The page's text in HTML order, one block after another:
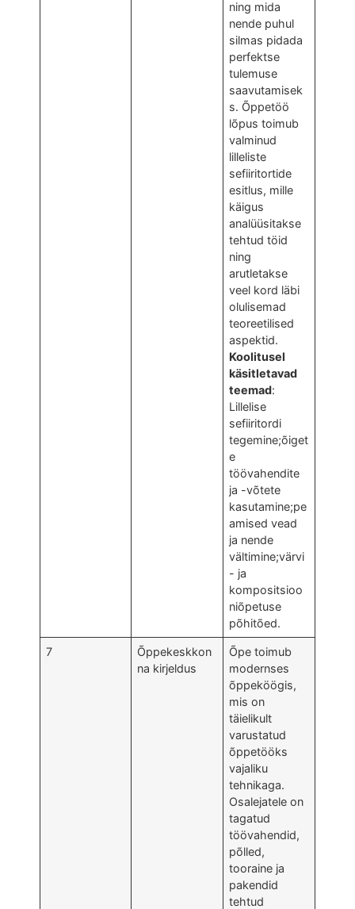
ning mida
nende puhul
silmas pidada
perfektse
tulemuse
saavutamisek
s. Õppetöö
lõpus toimub
valminud
lilleliste
sefiiritortide
esitlus, mille
käigus
analüüsitakse
tehtud töid
ning
arutletakse
veel kord läbi
olulisemad
teoreetilised
aspektid.
Koolitusel
käsitletavad
teemad:
Lillelise
sefiiritordi
tegemine;õiget
e
töövahendite
ja -võtete
kasutamine;pe
amised vead
ja nende
vältimine;värvi
- ja
kompositsioo
niõpetuse
põhitõed.
7
Õppekeskkon
na kirjeldus
Õpe toimub
modernses
õppeköögis,
mis on
täielikult
varustatud
õppetööks
vajaliku
tehnikaga.
Osalejatele on
tagatud
töövahendid,
põlled,
tooraine ja
pakendid
tehtud